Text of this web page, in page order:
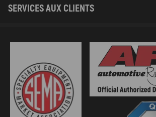
SERVICES AUX CLIENTS